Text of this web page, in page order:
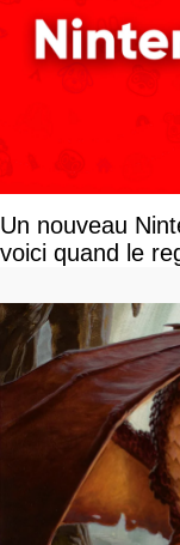
Un nouveau
voici quand le